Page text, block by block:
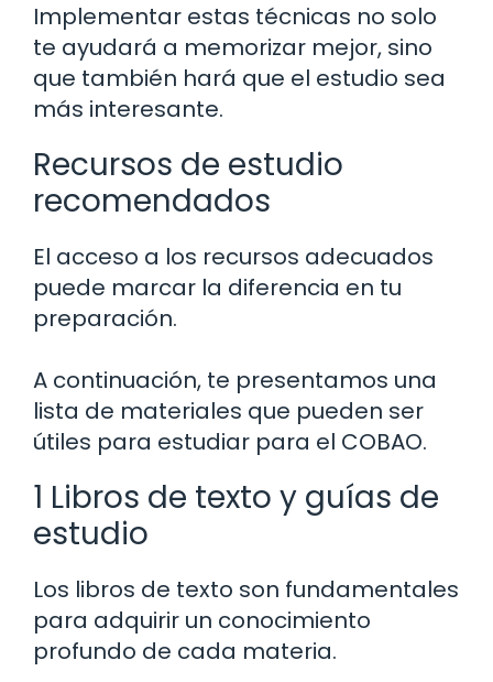
Implementar estas técnicas no solo
te ayudará a memorizar mejor, sino
que también hará que el estudio sea
más interesante.
Recursos de estudio
recomendados
El acceso a los recursos adecuados
puede marcar la diferencia en tu
preparación.
A continuación, te presentamos una
lista de materiales que pueden ser
útiles para estudiar para el COBAO.
1 Libros de texto y guías de
estudio
Los libros de texto son fundamentales
para adquirir un conocimiento
profundo de cada materia.